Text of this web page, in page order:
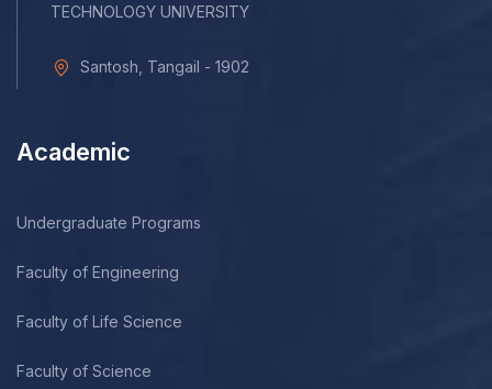
TECHNOLOGY UNIVERSITY
Santosh, Tangail - 1902
Academic
Undergraduate Programs
Faculty of Engineering
Faculty of Life Science
Faculty of Science